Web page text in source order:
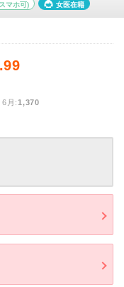
マホ可) 女医在籍
月:1,370